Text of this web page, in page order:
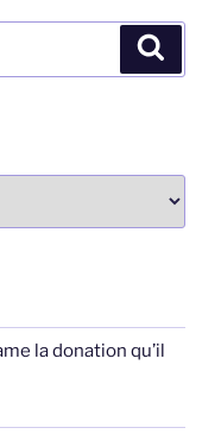
la donation qu’il